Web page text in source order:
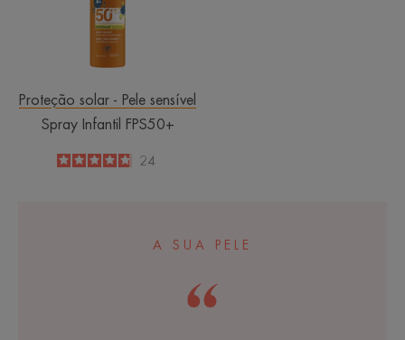
Proteção solar - Pele sensível
Spray Infantil FPS50+
4.8
/
5
24
A SUA PELE